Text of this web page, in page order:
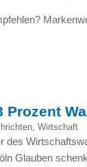
Prozent
, Wirtschaft
des
Glauben